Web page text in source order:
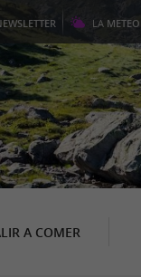
LA METEO
A COMER